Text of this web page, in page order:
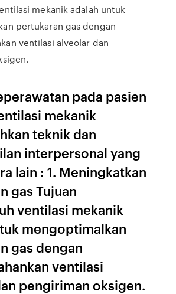
mekanik adalah untuk
pertukaran gas dengan
ventilasi alveolar dan
pada pasien
mekanik
teknik dan
interpersonal yang
lain : 1. Meningkatkan
gas Tujuan
ventilasi mekanik
mengoptimalkan
gas dengan
ventilasi
pengiriman oksigen.